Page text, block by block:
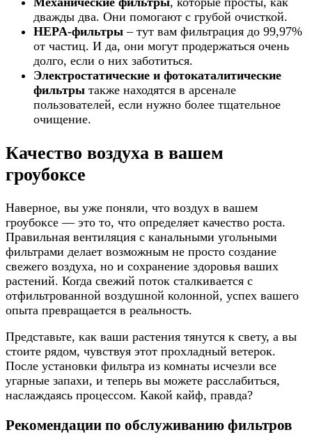
дважды два. Они помогают с грубой очисткой.
HEPA-фильтры – тут вам фильтрация до 99,97%
от частиц. И да, они могут продержаться очень
долго, если о них заботиться.
Электростатические и фотокаталитические
фильтры также находятся в арсенале
пользователей, если нужно более тщательное
очищение.
Качество воздуха в вашем
гроубоксе
Наверное, вы уже поняли, что воздух в вашем
гроубоксе — это то, что определяет качество роста.
Правильная вентиляция с канальными угольными
фильтрами делает возможным не просто создание
свежего воздуха, но и сохранение здоровья ваших
растений. Когда свежий поток сталкивается с
отфильтрованной воздушной колонной, успех вашего
опыта превращается в реальность.
Представьте, как ваши растения тянутся к свету, а вы
стоите рядом, чувствуя этот прохладный ветерок.
После установки фильтра из комнаты исчезли все
угарные запахи, и теперь вы можете расслабиться,
наслаждаясь процессом. Какой кайф, правда?
Рекомендации по обслуживанию фильтров